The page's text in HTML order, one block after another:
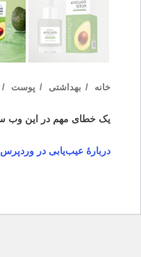
خانه بهداشتی پوست
یک خطای مهم در این وب
دربارهٔ عیب‌یابی در وردپرس